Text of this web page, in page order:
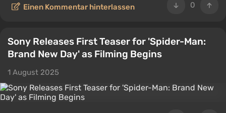
0
Einen Kommentar hinterlassen
Sony Releases First Teaser for 'Spider-Man:
Brand New Day' as Filming Begins
1 August 2025